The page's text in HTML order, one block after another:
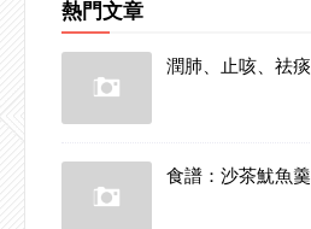
熱門文章
潤肺、止咳、祛痰
食譜：沙茶魷魚羹